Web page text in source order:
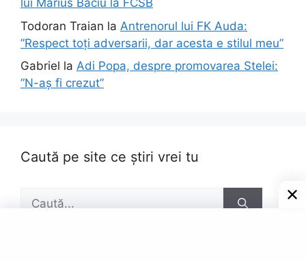
lui Marius Baciu la FCSB
Todoran Traian la Antrenorul lui FK Auda:
”Respect toți adversarii, dar acesta e stilul meu”
Gabriel la Adi Popa, despre promovarea Stelei:
”N-aș fi crezut”
Caută pe site ce știri vrei tu
Caută
după: